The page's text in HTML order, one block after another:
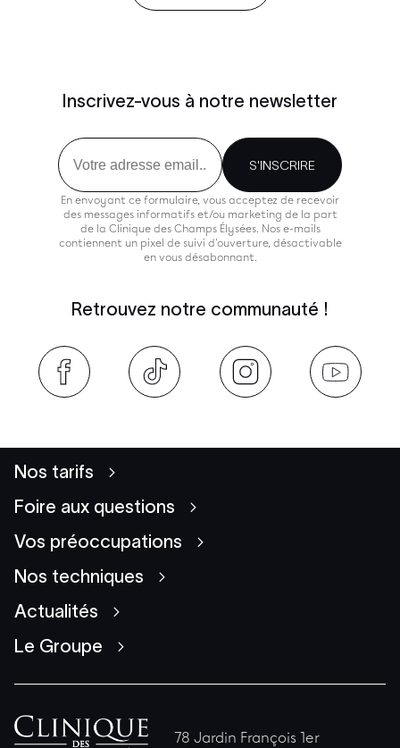
Inscrivez-vous à notre newsletter
Email
S'INSCRIRE
En envoyant ce formulaire, vous acceptez de recevoir
des messages informatifs et/ou marketing de la part
de la Clinique des Champs Élysées. Nos e-mails
contiennent un pixel de suivi d'ouverture, désactivable
en vous désabonnant.
Retrouvez notre communauté !
Nos tarifs
Foire aux questions
Vos préoccupations
Nos techniques
Actualités
Le Groupe
78 Jardin François 1er